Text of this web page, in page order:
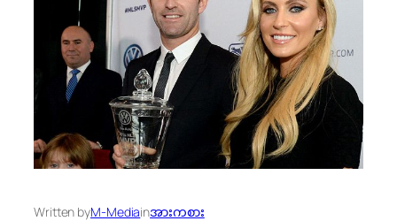
Written byM-Mediainအားကစား